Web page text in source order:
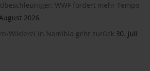
WWF fordert mehr Tempo
2026
Wilderei in Namibia geht zurück 30. Juli